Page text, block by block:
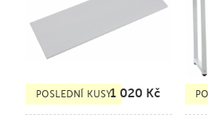
POSLEDNÍ KUSY1 020 Kč